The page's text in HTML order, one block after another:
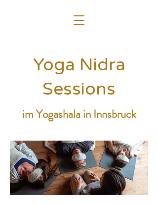
Yoga Nidra
Sessions
im Yogashala in Innsbruck